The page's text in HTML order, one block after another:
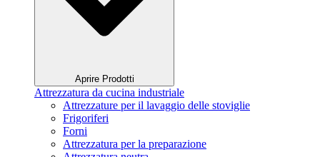
Aprire Prodotti
Attrezzatura da cucina industriale
Attrezzature per il lavaggio delle stoviglie
Frigoriferi
Forni
Attrezzatura per la preparazione